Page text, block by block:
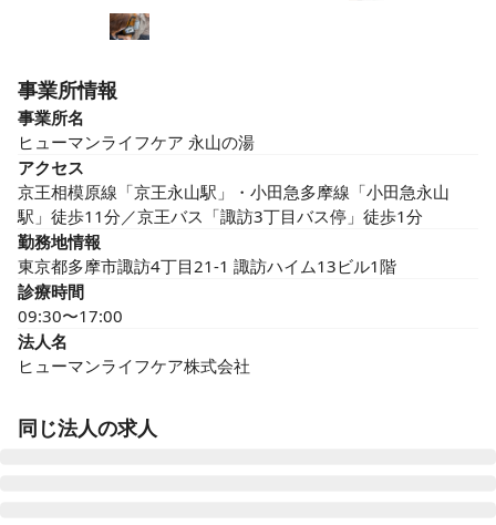
事業所情報
事業所名
ヒューマンライフケア 永山の湯
アクセス
京王相模原線「京王永山駅」・小田急多摩線「小田急永山
駅」徒歩11分／京王バス「諏訪3丁目バス停」徒歩1分
勤務地情報
東京都多摩市諏訪4丁目21-1 諏訪ハイム13ビル1階
診療時間
09:30〜17:00
法人名
ヒューマンライフケア株式会社
同じ法人の求人